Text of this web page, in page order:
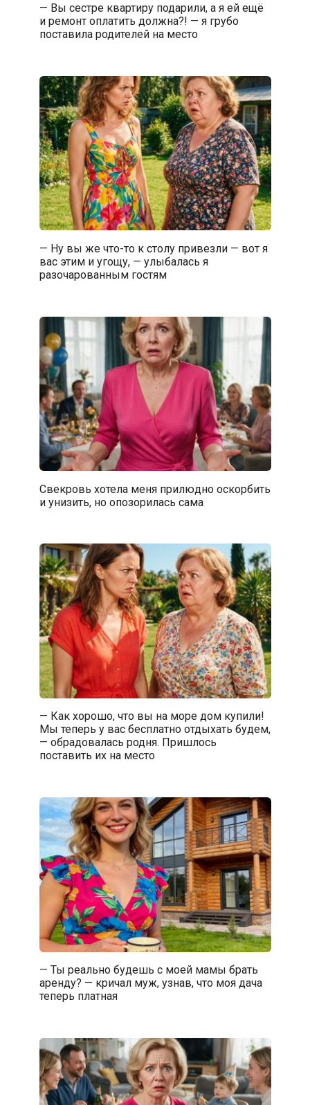
— Вы сестре квартиру подарили, а я ей ещё
и ремонт оплатить должна?! — я грубо
поставила родителей на место
— Ну вы же что-то к столу привезли — вот я
вас этим и угощу, — улыбалась я
разочарованным гостям
Свекровь хотела меня прилюдно оскорбить
и унизить, но опозорилась сама
— Как хорошо, что вы на море дом купили!
Мы теперь у вас бесплатно отдыхать будем,
— обрадовалась родня. Пришлось
поставить их на место
— Ты реально будешь с моей мамы брать
аренду? — кричал муж, узнав, что моя дача
теперь платная